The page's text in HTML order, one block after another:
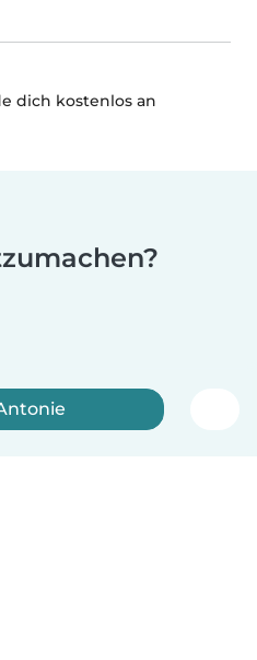
dich kostenlos an